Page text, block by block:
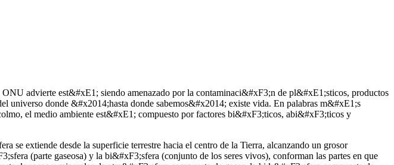
advierte est&#xE1; siendo amenazado por la contaminaci&#xF3;n de pl&#xE1;sticos, productos
donde &#x2014;hasta donde sabemos&#x2014; existe vida. En palabras m&#xE1;s
el medio ambiente est&#xE1; compuesto por factores bi&#xF3;ticos, abi&#xF3;ticos y
se extiende desde la superficie terrestre hacia el centro de la Tierra, alcanzando un grosor
(parte gaseosa) y la bi&#xF3;sfera (conjunto de los seres vivos), conforman las partes en que